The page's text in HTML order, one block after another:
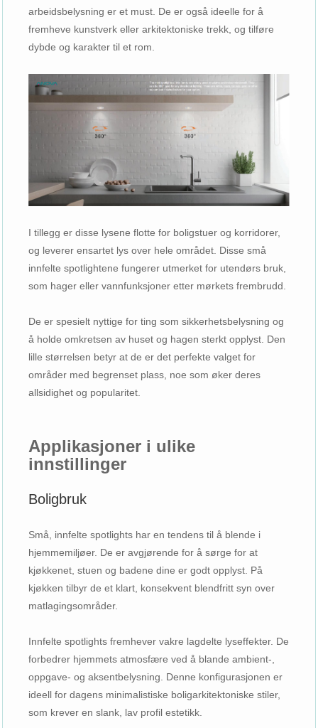
arbeidsbelysning er et must. De er også ideelle for å
fremheve kunstverk eller arkitektoniske trekk, og tilføre
dybde og karakter til et rom.
I tillegg er disse lysene flotte for boligstuer og korridorer,
og leverer ensartet lys over hele området. Disse små
innfelte spotlightene fungerer utmerket for utendørs bruk,
som hager eller vannfunksjoner etter mørkets frembrudd.
De er spesielt nyttige for ting som sikkerhetsbelysning og
å holde omkretsen av huset og hagen sterkt opplyst. Den
lille størrelsen betyr at de er det perfekte valget for
områder med begrenset plass, noe som øker deres
allsidighet og popularitet.
Applikasjoner i ulike
innstillinger
Boligbruk
Små, innfelte spotlights har en tendens til å blende i
hjemmemiljøer. De er avgjørende for å sørge for at
kjøkkenet, stuen og badene dine er godt opplyst. På
kjøkken tilbyr de et klart, konsekvent blendfritt syn over
matlagingsområder.
Innfelte spotlights fremhever vakre lagdelte lyseffekter. De
forbedrer hjemmets atmosfære ved å blande ambient-,
oppgave- og aksentbelysning. Denne konfigurasjonen er
ideell for dagens minimalistiske boligarkitektoniske stiler,
som krever en slank, lav profil estetikk.